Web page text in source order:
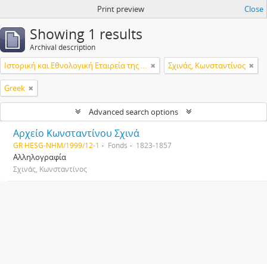
Print preview Close
Showing 1 results
Archival description
Ιστορική και Εθνολογική Εταιρεία της Ελλάδος Σχινάς, Κωνσταντίνος
Greek
Advanced search options
Αρχείο Κωνσταντίνου Σχινά
GR HESG-NHM/1999/12-1 Fonds 1823-1857
Αλληλογραφία
Σχινάς, Κωνσταντίνος